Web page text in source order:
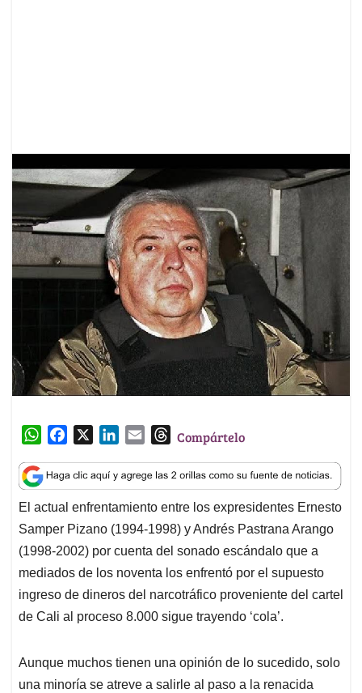
W
a
t
s
A
p
p
c
e
b
o
o
k
n
k
e
d
I
n
a
i
l
T
r
e
a
d
s
Compártelo
El actual enfrentamiento entre los expresidentes Ernesto
Samper Pizano (1994-1998) y Andrés Pastrana Arango
(1998-2002) por cuenta del sonado escándalo que a
mediados de los noventa los enfrentó por el supuesto
ingreso de dineros del narcotráfico proveniente del cartel
de Cali al proceso 8.000 sigue trayendo ‘cola’.
Aunque muchos tienen una opinión de lo sucedido, solo
una minoría se atreve a salirle al paso a la renacida